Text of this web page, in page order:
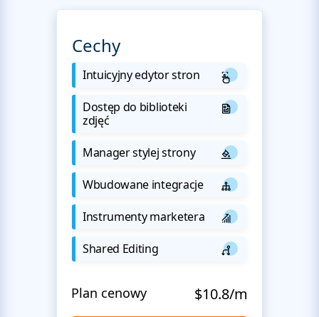
Cechy
Intuicyjny edytor stron
Dostęp do biblioteki
zdjęć
Manager stylej strony
Wbudowane integracje
Instrumenty marketera
Shared Editing
Plan cenowy $10.8/m